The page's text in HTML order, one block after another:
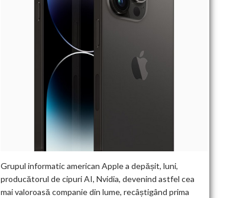
Grupul informatic american Apple a depășit, luni,
producătorul de cipuri AI, Nvidia, devenind astfel cea
mai valoroasă companie din lume, recâștigând prima